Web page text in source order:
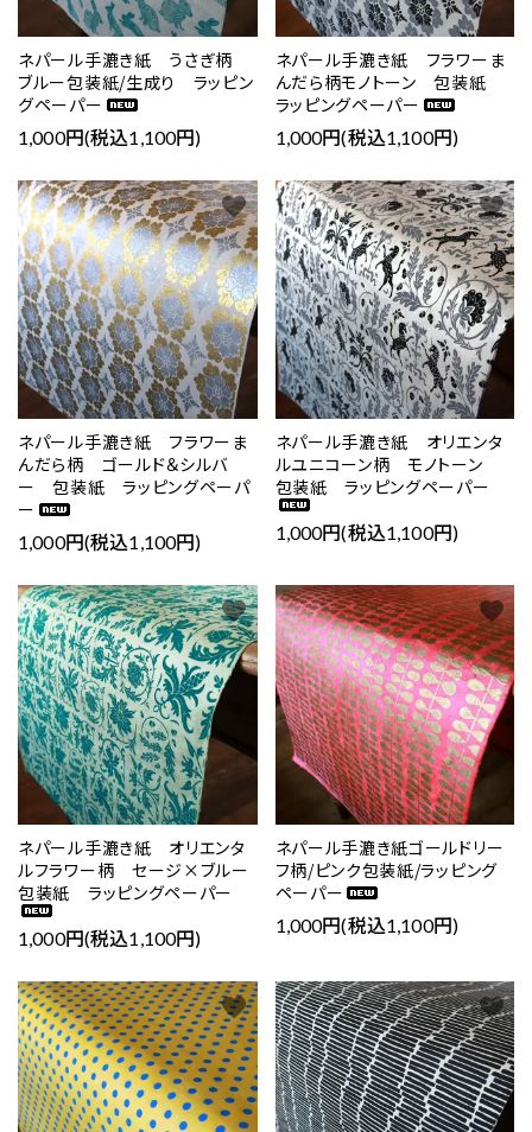
ネパール手漉き紙 うさぎ柄
ブルー包装紙/生成り ラッピン
グペーパー
1,000円(税込1,100円)
ネパール手漉き紙 フラワーま
んだら柄モノトーン 包装紙
ラッピングペーパー
1,000円(税込1,100円)
ネパール手漉き紙 フラワーま
んだら柄 ゴールド＆シルバ
ー 包装紙 ラッピングペーパ
ー
1,000円(税込1,100円)
favorite
ネパール手漉き紙 オリエンタ
ルユニコーン柄 モノトーン
包装紙 ラッピングペーパー
1,000円(税込1,100円)
favorite
ネパール手漉き紙 オリエンタ
ルフラワー柄 セージ×ブルー
包装紙 ラッピングペーパー
1,000円(税込1,100円)
favorite
ネパール手漉き紙ゴールドリー
フ柄/ピンク包装紙/ラッピング
ペーパー
1,000円(税込1,100円)
favorite
favorite favorite